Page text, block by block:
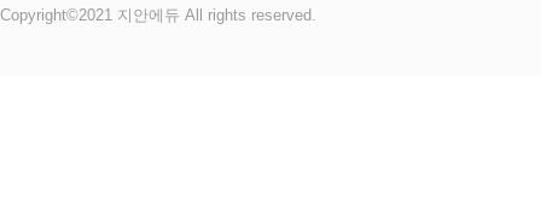
Copyright©2021 지안에듀 All rights reserved.